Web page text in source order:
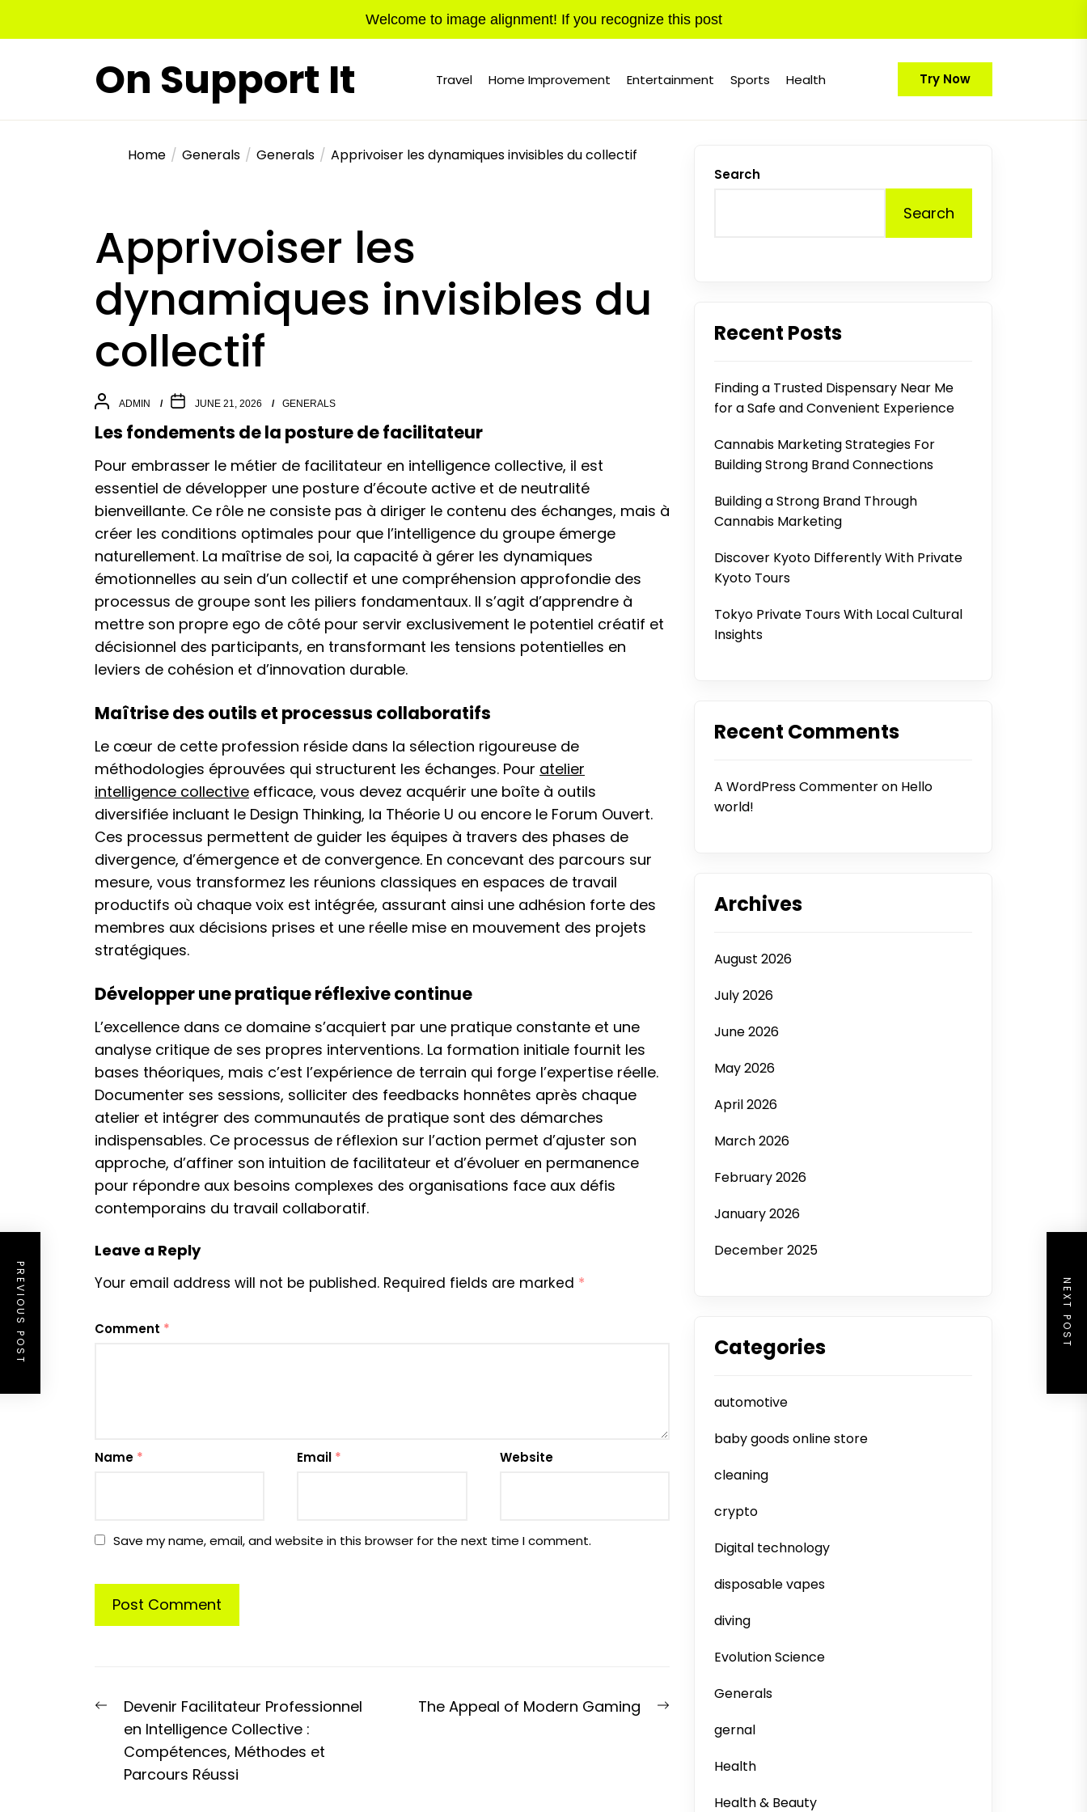
Welcome to image alignment! If you recognize this post
On Support It Travel Home Improvement Entertainment Sports Health Try Now
Home Generals Generals Apprivoiser les dynamiques invisibles du collectif
Apprivoiser les
dynamiques invisibles du
collectif
ADMIN JUNE 21, 2026 GENERALS
Les fondements de la posture de facilitateur
Pour embrasser le métier de facilitateur en intelligence collective, il est
essentiel de développer une posture d’écoute active et de neutralité
bienveillante. Ce rôle ne consiste pas à diriger le contenu des échanges, mais à
créer les conditions optimales pour que l’intelligence du groupe émerge
naturellement. La maîtrise de soi, la capacité à gérer les dynamiques
émotionnelles au sein d’un collectif et une compréhension approfondie des
processus de groupe sont les piliers fondamentaux. Il s’agit d’apprendre à
mettre son propre ego de côté pour servir exclusivement le potentiel créatif et
décisionnel des participants, en transformant les tensions potentielles en
leviers de cohésion et d’innovation durable.
Maîtrise des outils et processus collaboratifs
Le cœur de cette profession réside dans la sélection rigoureuse de
méthodologies éprouvées qui structurent les échanges. Pour atelier
intelligence collective efficace, vous devez acquérir une boîte à outils
diversifiée incluant le Design Thinking, la Théorie U ou encore le Forum Ouvert.
Ces processus permettent de guider les équipes à travers des phases de
divergence, d’émergence et de convergence. En concevant des parcours sur
mesure, vous transformez les réunions classiques en espaces de travail
productifs où chaque voix est intégrée, assurant ainsi une adhésion forte des
membres aux décisions prises et une réelle mise en mouvement des projets
stratégiques.
Développer une pratique réflexive continue
L’excellence dans ce domaine s’acquiert par une pratique constante et une
analyse critique de ses propres interventions. La formation initiale fournit les
bases théoriques, mais c’est l’expérience de terrain qui forge l’expertise réelle.
Documenter ses sessions, solliciter des feedbacks honnêtes après chaque
atelier et intégrer des communautés de pratique sont des démarches
indispensables. Ce processus de réflexion sur l’action permet d’ajuster son
approche, d’affiner son intuition de facilitateur et d’évoluer en permanence
pour répondre aux besoins complexes des organisations face aux défis
contemporains du travail collaboratif.
Leave a Reply
Your email address will not be published. Required fields are marked *
Comment *
Name * Email * Website
Save my name, email, and website in this browser for the next time I comment.
PREVIOUS POST NEXT POST
Post
navigation
Previous
post:
Devenir Facilitateur Professionnel
en Intelligence Collective :
Compétences, Méthodes et
Parcours Réussi
Next
The Appeal of Modern Gaming
Search
Search
Recent Posts
Finding a Trusted Dispensary Near Me
for a Safe and Convenient Experience
Cannabis Marketing Strategies For
Building Strong Brand Connections
Building a Strong Brand Through
Cannabis Marketing
Discover Kyoto Differently With Private
Kyoto Tours
Tokyo Private Tours With Local Cultural
Insights
Recent Comments
A WordPress Commenteron Hello
world!
Archives
August 2026
July 2026
June 2026
May 2026
April 2026
March 2026
February 2026
January 2026
December 2025
Categories
automotive
baby goods online store
cleaning
crypto
Digital technology
disposable vapes
diving
Evolution Science
Generals
gernal
Health
Health & Beauty